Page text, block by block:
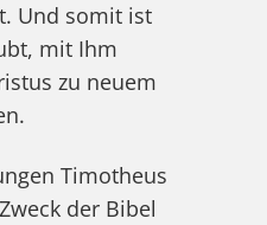
Und somit ist
mit Ihm
zu neuem
Timotheus
der Bibel